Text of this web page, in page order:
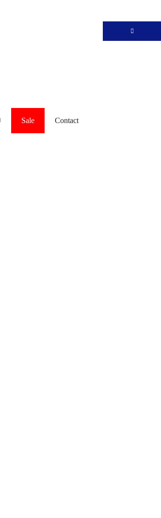
Sale Contact